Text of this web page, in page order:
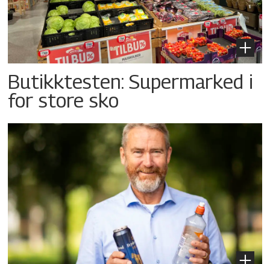
Butikktesten: Supermarked i
for store sko